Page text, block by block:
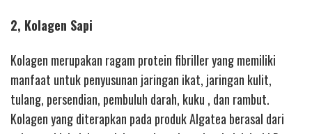
2, Kolagen Sapi
Kolagen merupakan ragam protein fibriller yang memiliki
manfaat untuk penyusunan jaringan ikat, jaringan kulit,
tulang, persendian, pembuluh darah, kuku , dan rambut.
Kolagen yang diterapkan pada produk Algatea berasal dari